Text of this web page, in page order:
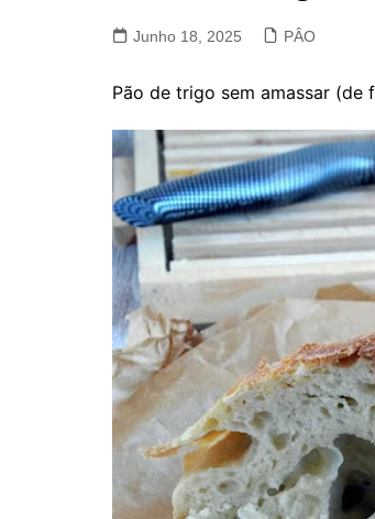
VACA, VITELA, NOVILHO
Junho 18, 2025 PÂO
Pão de trigo sem amassar